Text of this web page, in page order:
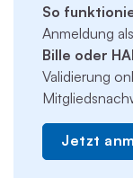
So
Anmeldung
Bille oder
Validierung
Jetzt